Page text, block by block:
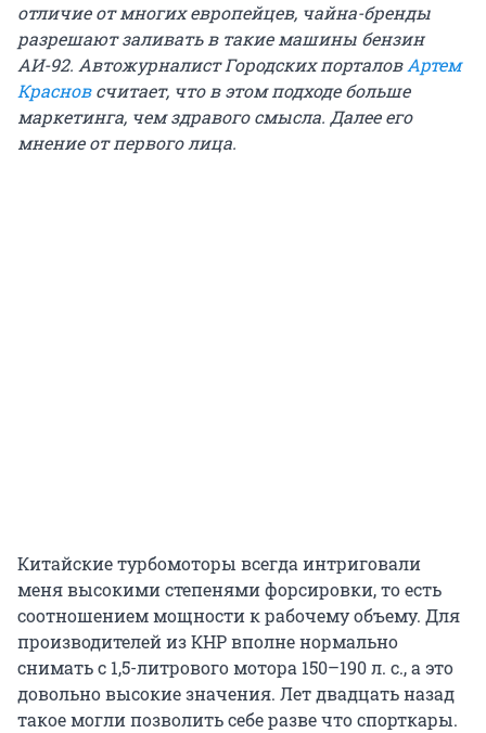
отличие от многих европейцев, чайна-бренды
разрешают заливать в такие машины бензин
АИ-92. Автожурналист Городских порталовАртем
Красновсчитает, что в этом подходе больше
маркетинга, чем здравого смысла. Далее его
мнение от первого лица.
Китайские турбомоторы всегда интриговали
меня высокими степенями форсировки, то есть
соотношением мощности к рабочему объему. Для
производителей из КНР вполне нормально
снимать с 1,5-литрового мотора 150–190 л. с., а это
довольно высокие значения. Лет двадцать назад
такое могли позволить себе разве что спорткары.